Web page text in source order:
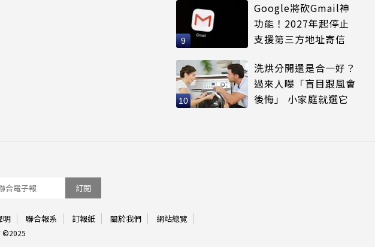
Google將砍Gmail神
功能！2027年起停止
支援第三方地址寄信
洗烘分開還是合一好？
過來人曝「盲目跟風會
後悔」 小家庭就選它
訂閱
明 聯合報系 訂報紙 關於我們 網站總覽
©2025